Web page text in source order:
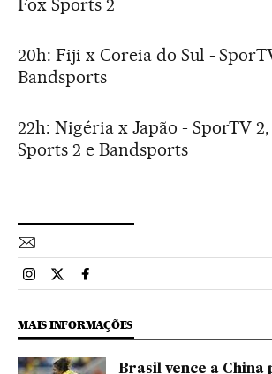
Fox Sports 2
20h: Fiji x Coreia do Sul -
Bandsports
22h: Nigéria x Japão - SporTV 2,
Sports 2 e Bandsports
Esportes El País Brasil en Instagram
Esportes El País Brasil en Twitter
Esportes El País Brasil en
MAIS INFORMAÇÕES
Brasil vence a China